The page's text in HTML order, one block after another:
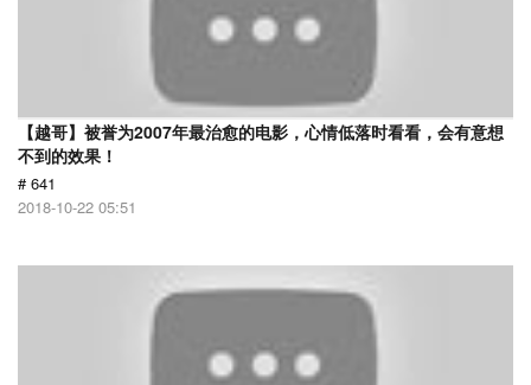
【越哥】被誉为2007年最治愈的电影，心情低落时看看，会有意想
不到的效果！
# 641
2018-10-22 05:51